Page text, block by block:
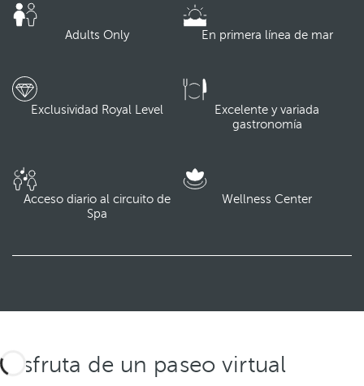
Adults Only En primera línea de mar
Exclusividad Royal Level
Excelente y variada
gastronomía
Acceso diario al circuito de
Spa
Wellness Center
Disfruta de un paseo virtual